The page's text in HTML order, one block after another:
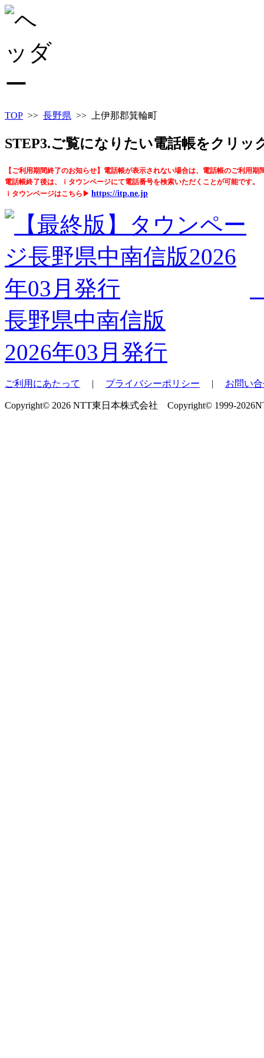
TOP >> 長野県 >> 上伊那郡箕輪町
STEP3.ご覧になりたい電話帳をクリッ
【ご利用期間終了のお知らせ】電話帳が表示されない場合は、電話帳のご利用期
電話帳終了後は、ｉタウンページにて電話番号を検索いただくことが可能です。
ｉタウンページはこちら▶ https://itp.ne.jp
長野県中南信版
2026年03月発行
ご利用にあたって | プライバシーポリシー | お問い
Copyright© 2026 NTT東日本株式会社 Copyright© 1999-